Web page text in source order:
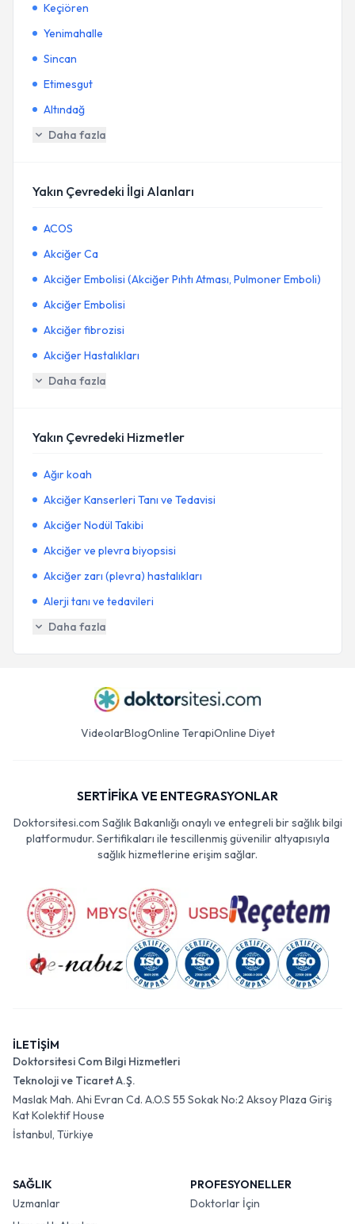
Keçiören
Yenimahalle
Sincan
Etimesgut
Altındağ
Daha fazla
Yakın Çevredeki İlgi Alanları
ACOS
Akciğer Ca
Akciğer Embolisi (Akciğer Pıhtı Atması, Pulmoner Emboli)
Akciğer Embolisi
Akciğer fibrozisi
Akciğer Hastalıkları
Daha fazla
Yakın Çevredeki Hizmetler
Ağır koah
Akciğer Kanserleri Tanı ve Tedavisi
Akciğer Nodül Takibi
Akciğer ve plevra biyopsisi
Akciğer zarı (plevra) hastalıkları
Alerji tanı ve tedavileri
Daha fazla
VideolarBlogOnline TerapiOnline Diyet
SERTİFİKA VE ENTEGRASYONLAR
Doktorsitesi.com Sağlık Bakanlığı onaylı ve entegreli bir sağlık bilgi
platformudur. Sertifikaları ile tescillenmiş güvenilir altyapısıyla
sağlık hizmetlerine erişim sağlar.
İLETİŞİM
Doktorsitesi Com Bilgi Hizmetleri
Teknoloji ve Ticaret A.Ş.
Maslak Mah. Ahi Evran Cd. A.O.S 55 Sokak No:2 Aksoy Plaza Giriş
Kat Kolektif House
İstanbul, Türkiye
SAĞLIK
Uzmanlar
PROFESYONELLER
Doktorlar İçin